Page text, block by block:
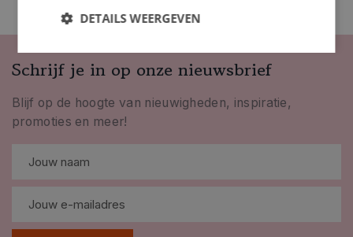
Schrijf je in op onze nieuwsbrief
Blijf op de hoogte van nieuwigheden, inspiratie,
promoties en meer!
DETAILS WEERGEVEN